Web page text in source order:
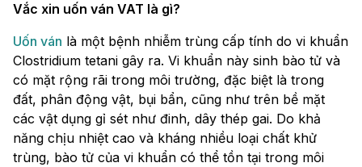
Vắc xin uốn ván VAT là gì?
Uốn ván là một bệnh nhiễm trùng cấp tính do vi khuẩn
Clostridium tetani gây ra. Vi khuẩn này sinh bào tử và
có mặt rộng rãi trong môi trường, đặc biệt là trong
đất, phân động vật, bụi bẩn, cũng như trên bề mặt
các vật dụng gỉ sét như đinh, dây thép gai. Do khả
năng chịu nhiệt cao và kháng nhiều loại chất khử
trùng, bào tử của vi khuẩn có thể tồn tại trong môi